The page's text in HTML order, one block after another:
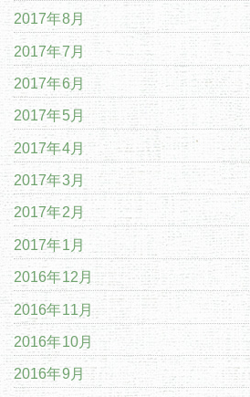
2017年8月
2017年7月
2017年6月
2017年5月
2017年4月
2017年3月
2017年2月
2017年1月
2016年12月
2016年11月
2016年10月
2016年9月